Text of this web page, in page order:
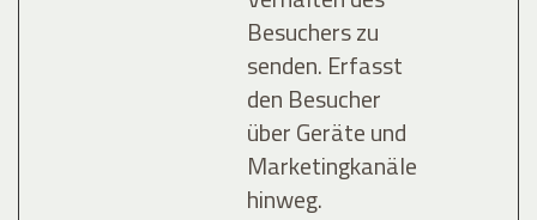
Besuchers zu
senden. Erfasst
den Besucher
über Geräte und
Marketingkanäle
hinweg.